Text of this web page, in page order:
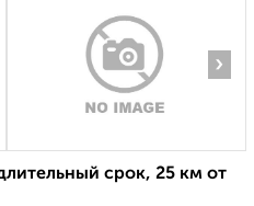
›
срок, 25 км от